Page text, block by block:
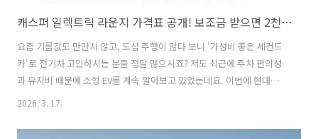
캐스퍼 일렉트릭 라운지 가격표 공개! 보조금 받으면 2천만 원대? (서울, 경기 등 지역별 총정리)
요즘 기름값도 만만치 않고, 도심 주행이 많다 보니 '가성비 좋은 세컨드
카'로 전기차 고민하시는 분들 정말 많으시죠? 저도 최근에 주차 편의성
과 유지비 때문에 소형 EV를 계속 알아보고 있었는데요. 이번에 현대차
에서 고급감을 한층 끌어올린 ‘캐스퍼 일렉트릭 라운지’가 출시되었다는
표 공개! 보조금 받으면 2천만 원대? (서울, 경기 등 지역별 총정리)소형
2026. 3. 17.